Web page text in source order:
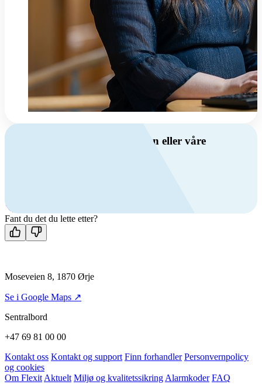
Har du spørsmål om ventilasjon eller våre
Kontakt oss
Fant du det du lette etter?
Moseveien 8, 1870 Ørje
Se i Google Maps ↗
Sentralbord
+47 69 81 00 00
Kontakt oss Kontakt og support Finn forhandler Personvernpolicy
og cookies
Om Flexit Aktuelt Miljø og kvalitetssikring Alarmkoder FAQ